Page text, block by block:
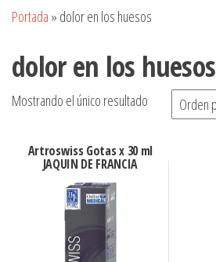
Portada » dolor en los huesos
dolor en los huesos
Mostrando el único resultado
Artroswiss Gotas x 30 ml
JAQUIN DE FRANCIA